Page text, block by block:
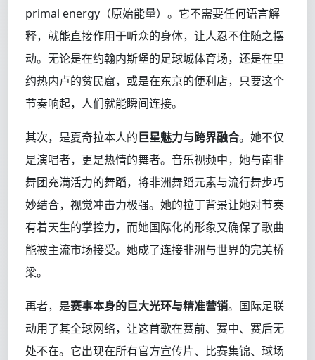
primal energy（原始能量）。它不需要任何语言解
释，就能直接作用于听众的身体，让人忍不住随之摆
动。无论是在约翰内斯堡的足球城体育场，还是在里
约热内卢的贫民窟，或是在东京的便利店，只要这个
节奏响起，人们就能瞬间连接。
其次，是夏奇拉本人的巨星魅力与跨界融合。她不仅
是演唱者，更是热情的舞者。音乐视频中，她与南非
舞团充满活力的舞蹈，将非洲舞蹈元素与流行舞步巧
妙结合，视觉冲击力极强。她的拉丁背景让她对节奏
有着天生的掌控力，而她国际化的形象又确保了歌曲
能被主流市场接受。她成了连接非洲与世界的完美桥
梁。
再者，是赛事本身的巨大光环与精准营销。国际足联
动用了其全球网络，让这首歌在赛前、赛中、赛后无
处不在。它出现在所有官方宣传片、比赛集锦、球场